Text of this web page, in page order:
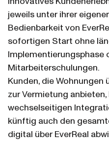
jeweils unter ihrer
Bedienbarkeit von
sofortigen Start ohne
Implementierungsphase
Mitarbeiterschulungen.
Kunden, die
zur Vermietung
wechselseitigen
künftig auch den
digital über EverReal